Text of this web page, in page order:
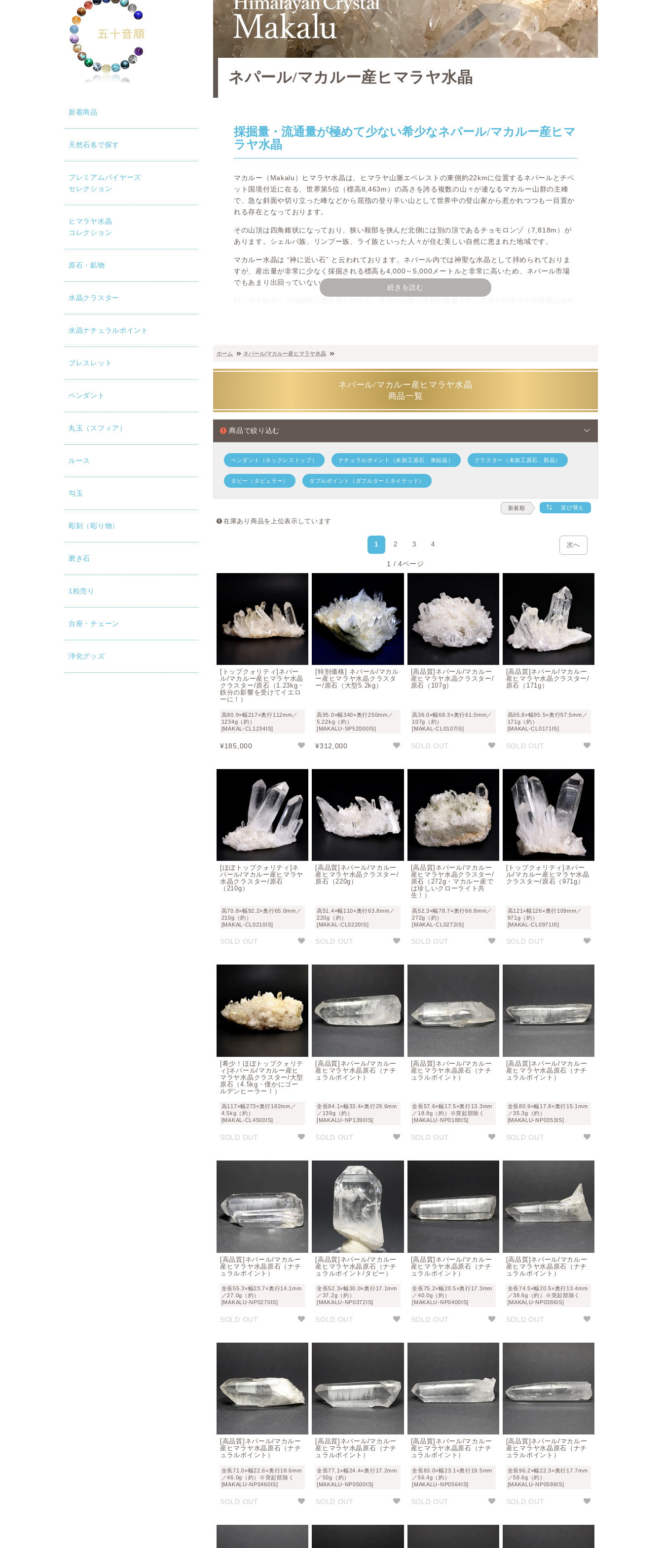
新着商品
天然石名で探す
プレミアムバイヤーズ
セレクション
ヒマラヤ水晶
コレクション
原石・鉱物
水晶クラスター
水晶ナチュラルポイント
ブレスレット
ペンダント
丸玉（スフィア）
ルース
勾玉
彫刻（彫り物）
磨き石
1粒売り
台座・チェーン
浄化グッズ
ネパール/マカルー産ヒマラヤ水晶
採掘量・流通量が極めて少ない希少なネパール/マカルー産ヒマ
ラヤ水晶
続きを読む
マカルー（Makalu）ヒマラヤ水晶は、ヒマラヤ山脈エベレストの東側約22kmに位置するネパールとチベ
ット国境付近に在る、世界第5位（標高8,463m）の高さを誇る複数の山々が連なるマカルー山群の主峰
で、急な斜面や切り立った峰などから屈指の登り辛い山として世界中の登山家から惹かれつつも一目置か
れる存在となっております。
その山頂は四角錐状になっており、狭い鞍部を挟んだ北側には別の頂であるチョモロンゾ（7,818m）が
あります。シェルパ族、リンブー族、ライ族といった人々が住む美しい自然に恵まれた地域です。
マカルー水晶は “神に近い石” と云われております。ネパール内では神聖な水晶として拝められておりま
すが、産出量が非常に少なく採掘される標高も4,000～5,000メートルと非常に高いため、ネパール市場
でもあまり出回っていない大変希少な水晶です。
どちらかというとブラジル/ミナスジェライス州産水晶に似ているイメージかと思います。
その中でも特に、艶と照り、高い透明度を持つ結晶が育つクオリティー高い水晶についてはマカルー産で
どれも、見れば見るほど魅力に惹き込まれてしまうお品ばかりですので、お気に召した際は是非お迎えを
おすすめする逸品でございます。
＜産地別＞ヒマラヤ水晶コレクションはこちら
ホーム ネパール/マカルー産ヒマラヤ水晶
ネパール/マカルー産ヒマラヤ水晶
商品一覧
商品で絞り込む
ペンダント（ネックレストップ） ナチュラルポイント（未加工原石、単結晶） クラスター（未加工原石、群晶）
タビー（タビュラー） ダブルポイント（ダブルターミネイテッド）
新着順 並び替え
在庫あり商品を上位表示しています
1 2 3 4 次へ
1 / 4ページ
[トップクォリティ]ネパー
ル/マカルー産ヒマラヤ水晶
クラスター/原石（1.23kg・
鉄分の影響を受けてイエロ
ーに！）
高80.9×幅217×奥行112mm／
1234g（約）
[MAKAL-CL1234IS]
¥185,000
[特別価格] ネパール/マカル
ー産ヒマラヤ水晶クラスタ
ー/原石（大型5.2kg）
高95.0×幅340×奥行250mm／
5.22kg（約）
[MAKALU-SP52000IS]
¥312,000
[高品質]ネパール/マカルー
産ヒマラヤ水晶クラスター/
原石（107g）
高36.0×幅68.3×奥行61.0mm／
107g（約）
[MAKAL-CL0107IS]
SOLD OUT
[高品質]ネパール/マカルー
産ヒマラヤ水晶クラスター/
原石（171g）
高65.8×幅95.5×奥行57.5mm／
171g（約）
[MAKAL-CL0171IS]
SOLD OUT
[ほぼトップクォリティ]ネ
パール/マカルー産ヒマラヤ
水晶クラスター/原石
（210g）
高70.8×幅92.2×奥行65.0mm／
210g（約）
[MAKAL-CL0210IS]
SOLD OUT
[高品質]ネパール/マカルー
産ヒマラヤ水晶クラスター/
原石（220g）
高51.4×幅110×奥行63.8mm／
220g（約）
[MAKAL-CL0220IS]
SOLD OUT
[高品質]ネパール/マカルー
産ヒマラヤ水晶クラスター/
原石（272g・マカルー産で
は珍しいクローライト共
生！）
高52.3×幅78.7×奥行66.8mm／
272g（約）
[MAKAL-CL0272IS]
SOLD OUT
[トップクォリティ]ネパー
ル/マカルー産ヒマラヤ水晶
クラスター/原石（971g）
高121×幅126×奥行109mm／
971g（約）
[MAKAL-CL0971IS]
SOLD OUT
[希少！ほぼトップクォリテ
ィ]ネパール/マカルー産ヒ
マラヤ水晶クラスター/大型
原石（4.5kg・僅かにゴー
ルデンヒーラー！）
高117×幅273×奥行182mm／
4.5kg（約）
[MAKAL-CL4500IS]
SOLD OUT
[高品質]ネパール/マカルー
産ヒマラヤ水晶原石（ナチ
ュラルポイント）
全長84.1×幅33.4×奥行29.6mm
／139g（約）
[MAKALU-NP1390IS]
SOLD OUT
[高品質]ネパール/マカルー
産ヒマラヤ水晶原石（ナチ
ュラルポイント）
全長57.6×幅17.5×奥行13.3mm
／18.8g（約）※突起部除く
[MAKALU-NP0188IS]
SOLD OUT
[高品質]ネパール/マカルー
産ヒマラヤ水晶原石（ナチ
ュラルポイント）
全長80.9×幅17.8×奥行15.1mm
／35.3g（約）
[MAKALU-NP0353IS]
SOLD OUT
[高品質]ネパール/マカルー
産ヒマラヤ水晶原石（ナチ
ュラルポイント）
全長55.3×幅23.7×奥行14.1mm
／27.0g（約）
[MAKALU-NP0270IS]
SOLD OUT
[高品質]ネパール/マカルー
産ヒマラヤ水晶原石（ナチ
ュラルポイント/タビー）
全長52.3×幅30.0×奥行17.1mm
／37.2g（約）
[MAKALU-NP0372IS]
SOLD OUT
[高品質]ネパール/マカルー
産ヒマラヤ水晶原石（ナチ
ュラルポイント）
全長75.2×幅20.5×奥行17.3mm
／40.0g（約）
[MAKALU-NP0400IS]
SOLD OUT
[高品質]ネパール/マカルー
産ヒマラヤ水晶原石（ナチ
ュラルポイント）
全長74.5×幅20.5×奥行13.4mm
／38.6g（約）※突起部除く
[MAKALU-NP0386IS]
SOLD OUT
[高品質]ネパール/マカルー
産ヒマラヤ水晶原石（ナチ
ュラルポイント）
全長71.0×幅22.6×奥行18.6mm
／46.0g（約）※突起部除く
[MAKALU-NP0460IS]
SOLD OUT
[高品質]ネパール/マカルー
産ヒマラヤ水晶原石（ナチ
ュラルポイント）
全長77.1×幅24.4×奥行17.2mm
／50g（約）
[MAKALU-NP0500IS]
SOLD OUT
[高品質]ネパール/マカルー
産ヒマラヤ水晶原石（ナチ
ュラルポイント）
全長83.0×幅23.1×奥行19.5mm
／56.4g（約）
[MAKALU-NP0564IS]
SOLD OUT
[高品質]ネパール/マカルー
産ヒマラヤ水晶原石（ナチ
ュラルポイント）
全長96.2×幅22.3×奥行17.7mm
／58.6g（約）
[MAKALU-NP0586IS]
SOLD OUT